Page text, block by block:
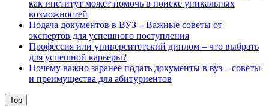
как институт может помочь в поиске уникальных
возможностей
Подача документов в ВУЗ – Важные советы от
экспертов для успешного поступления
Профессия или университетский диплом – что выбрать
для успешной карьеры?
Почему важно заранее подать документы в вуз – советы
и преимущества для абитуриентов
Top